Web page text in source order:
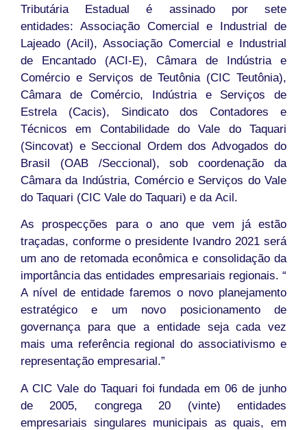
Tributária Estadual é assinado por sete
entidades: Associação Comercial e Industrial de
Lajeado (Acil), Associação Comercial e Industrial
de Encantado (ACI-E), Câmara de Indústria e
Comércio e Serviços de Teutônia (CIC Teutônia),
Câmara de Comércio, Indústria e Serviços de
Estrela (Cacis), Sindicato dos Contadores e
Técnicos em Contabilidade do Vale do Taquari
(Sincovat) e Seccional Ordem dos Advogados do
Brasil (OAB /Seccional), sob coordenação da
Câmara da Indústria, Comércio e Serviços do Vale
do Taquari (CIC Vale do Taquari) e da Acil.
As prospecções para o ano que vem já estão
traçadas, conforme o presidente Ivandro 2021 será
um ano de retomada econômica e consolidação da
importância das entidades empresariais regionais. “
A nível de entidade faremos o novo planejamento
estratégico e um novo posicionamento de
governança para que a entidade seja cada vez
mais uma referência regional do associativismo e
representação empresarial.”
A CIC Vale do Taquari foi fundada em 06 de junho
de 2005, congrega 20 (vinte) entidades
empresariais singulares municipais as quais, em